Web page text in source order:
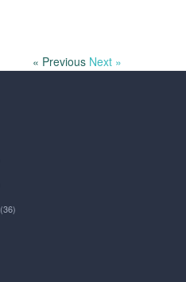
« Previous Next »
(36)